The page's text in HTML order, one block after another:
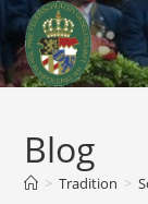
Zum
Inhalt
springen
Blog
> Tradition >